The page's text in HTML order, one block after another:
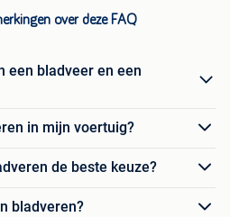
over deze FAQ
een bladveer en een
in mijn voertuig?
de beste keuze?
bladveren?